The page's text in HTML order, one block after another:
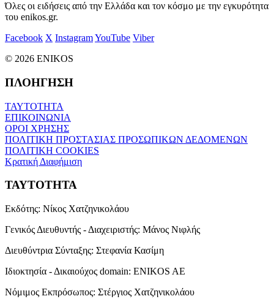
Όλες οι ειδήσεις από την Ελλάδα και τον κόσμο με την εγκυρότητα
του enikos.gr.
Facebook X InstagramYouTube Viber
© 2026 ENIKOS
ΠΛΟΗΓΗΣΗ
ΤΑΥΤΟΤΗΤΑ
ΕΠΙΚΟΙΝΩΝΙΑ
ΟΡΟΙ ΧΡΗΣΗΣ
ΠΟΛΙΤΙΚΗ ΠΡΟΣΤΑΣΙΑΣ ΠΡΟΣΩΠΙΚΩΝ ΔΕΔΟΜΕΝΩΝ
ΠΟΛΙΤΙΚΗ COOKIES
Κρατική Διαφήμιση
ΤΑΥΤΟΤΗΤΑ
Εκδότης: Νίκος Χατζηνικολάου
Γενικός Διευθυντής - Διαχειριστής: Μάνος Νιφλής
Διευθύντρια Σύνταξης: Στεφανία Κασίμη
Ιδιοκτησία - Δικαιούχος domain: ENIKOS AE
Νόμιμος Εκπρόσωπος: Στέργιος Χατζηνικολάου